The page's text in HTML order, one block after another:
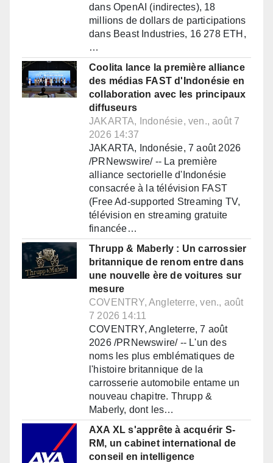
dans OpenAI (indirectes), 18
millions de dollars de participations
dans Beast Industries, 16 278 ETH,
…
Coolita lance la première alliance
des médias FAST d'Indonésie en
collaboration avec les principaux
diffuseurs
JAKARTA, Indonésie, ven., août 7
2026 14:37
JAKARTA, Indonésie, 7 août 2026
/PRNewswire/ -- La première
alliance sectorielle d'Indonésie
consacrée à la télévision FAST
(Free Ad-supported Streaming TV,
télévision en streaming gratuite
financée…
Thrupp & Maberly : Un carrossier
britannique de renom entre dans
une nouvelle ère de voitures sur
mesure
COVENTRY, Angleterre, ven., août
7 2026 14:11
COVENTRY, Angleterre, 7 août
2026 /PRNewswire/ -- L'un des
noms les plus emblématiques de
l'histoire britannique de la
carrosserie automobile entame un
nouveau chapitre. Thrupp &
Maberly, dont les…
AXA XL s'apprête à acquérir S-
RM, un cabinet international de
conseil en intelligence